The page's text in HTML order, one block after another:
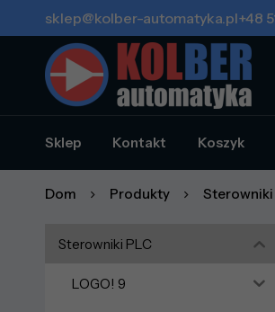
sklep@kolber-automatyka.pl+48
Sklep Kontakt Koszyk
Dom Produkty Sterowniki
Sterowniki PLC
LOGO! 9